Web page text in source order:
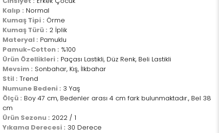
Kalıp : Normal
Kumaş Tipi : Örme
Kumaş Türü : 2 İplik
Materyal : Pamuklu
Pamuk-Cotton : %100
Ürün Özellikleri : Paçası Lastikli, Düz Renk, Beli Lastikli
Mevsim : Sonbahar, Kış, İlkbahar
Stil : Trend
Numune Bedeni : 3 Yaş
Ölçü : Boy 47 cm, Bedenler arası 4 cm fark bulunmaktadır., Bel 38
cm
Ürün Sezonu : 2022 / 1
Yıkama Derecesi : 30 Derece